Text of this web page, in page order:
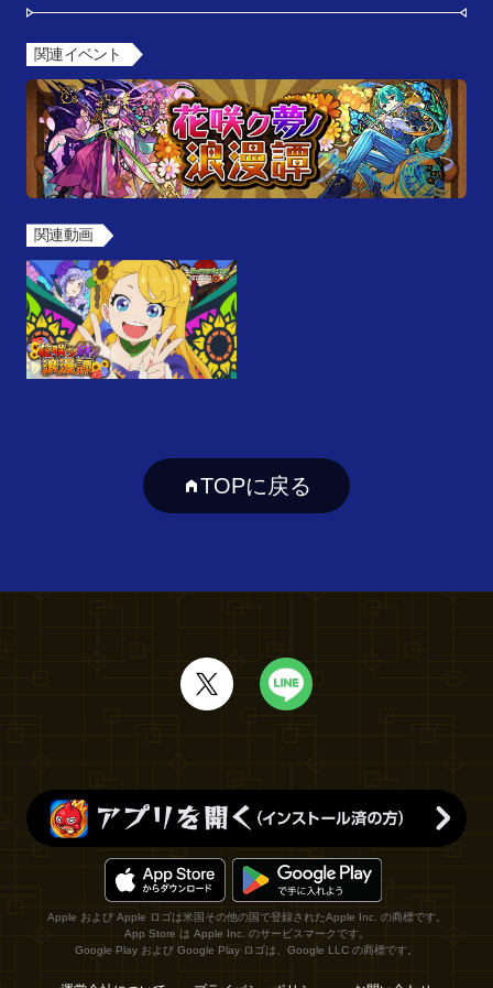
関連イベント
関連動画
TOPに戻る
Apple および Apple ロゴは米国その他の国で登録されたApple Inc. の商標です。
App Store は Apple Inc. のサービスマークです。
Google Play および Google Play ロゴは、Google LLC の商標です。